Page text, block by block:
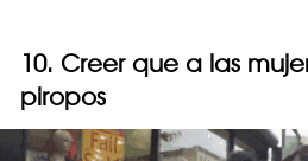
10. Creer que a las
piropos